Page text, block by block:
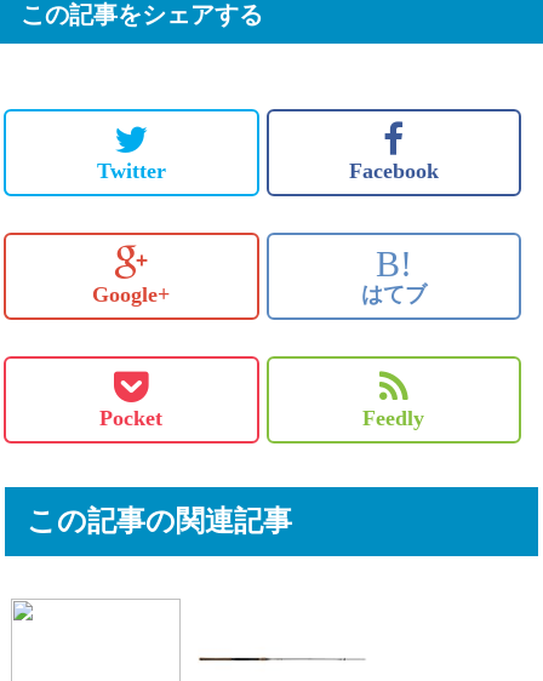
この記事をシェアする
Twitter Facebook
Google+
B!
はてブ
Pocket Feedly
この記事の関連記事